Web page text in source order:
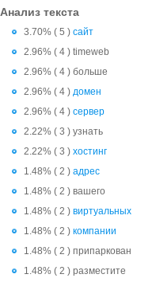
Анализ текста
3.70% ( 5 )сайт
2.96% ( 4 ) timeweb
2.96% ( 4 ) больше
2.96% ( 4 )домен
2.96% ( 4 )сервер
2.22% ( 3 ) узнать
2.22% ( 3 )хостинг
1.48% ( 2 )адрес
1.48% ( 2 ) вашего
1.48% ( 2 )виртуальных
1.48% ( 2 )компании
1.48% ( 2 ) припаркован
1.48% ( 2 ) разместите